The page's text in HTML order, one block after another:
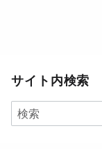
サイト内検索